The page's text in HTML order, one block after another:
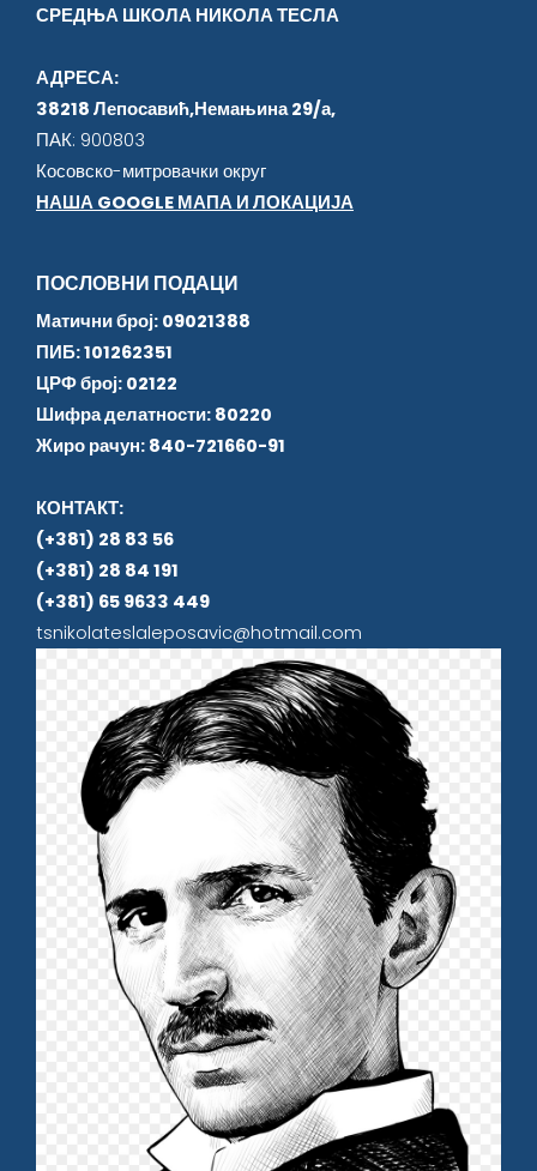
СРЕДЊА ШКОЛА НИКОЛА ТЕСЛА
АДРЕСА:
38218 Лепосавић,Немањина 29/а,
ПАК: 900803
Косовско-митровачки округ
НАША GOOGLE МАПА И ЛОКАЦИЈА
ПОСЛОВНИ ПОДАЦИ
Матични број: 09021388
ПИБ: 101262351
ЦРФ број: 02122
Шифра делатности: 80220
Жиро рачун: 840-721660-91
КОНТАКТ:
(+381) 28 83 56
(+381) 28 84 191
(+381) 65 9633 449
tsnikolateslaleposavic@hotmail.com